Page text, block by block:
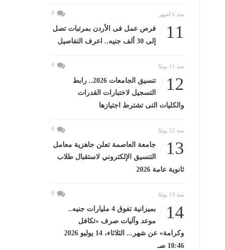
منذ 6 أشهر 0
11
فرص عمل فى الأردن بمرتبات تصل
إلى 30 ألف جنيه.. اعرف التفاصيل
منذ 11 يومًا 0
12
تنسيق الجامعات 2026.. رابط
التسجيل لاختبارات القدرات
والكليات التى تشترط اجتيازها
منذ 12 يومًا 0
13
جامعة العاصمة تعلن جاهزية معامل
التنسيق الإلكتروني لاستقبال طلاب
ثانوية عامة 2026
منذ 13 يومًا 0
14
بميزانية تفوق 4 مليارات جنيه..
موعد وآليات صرف «تكافل
وكرامة» عن شهر... الثلاثاء، 14 يوليو 2026
10:46 صـ